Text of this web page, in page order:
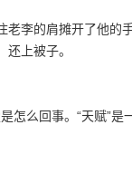
老李的肩摊开了他的
上被子。
么回事。“天赋”是